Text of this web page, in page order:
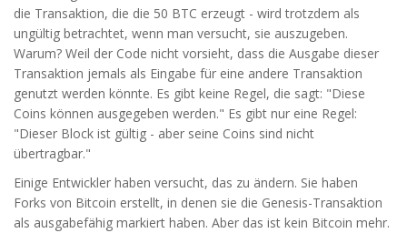
die Transaktion, die die 50 BTC erzeugt - wird trotzdem als
ungültig betrachtet, wenn man versucht, sie auszugeben.
Warum? Weil der Code nicht vorsieht, dass die Ausgabe dieser
Transaktion jemals als Eingabe für eine andere Transaktion
genutzt werden könnte. Es gibt keine Regel, die sagt: "Diese
Coins können ausgegeben werden." Es gibt nur eine Regel:
"Dieser Block ist gültig - aber seine Coins sind nicht
übertragbar."
Einige Entwickler haben versucht, das zu ändern. Sie haben
Forks von Bitcoin erstellt, in denen sie die Genesis-Transaktion
als ausgabefähig markiert haben. Aber das ist kein Bitcoin mehr.